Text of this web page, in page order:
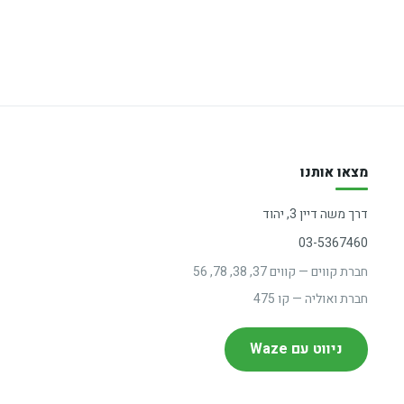
מצאו אותנו
דרך משה דיין 3, יהוד
03-5367460
חברת קווים — קווים 37, 38, 78, 56
חברת ואוליה — קו 475
ניווט עם Waze